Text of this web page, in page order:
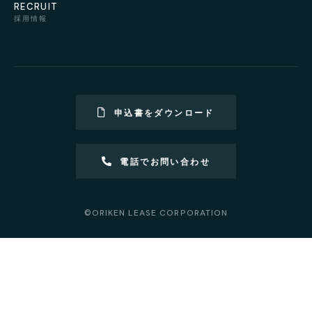
RECRUIT
採用情報
申込書をダウンロード
電話でお問い合わせ
©ORIKEN LEASE CORPORATION